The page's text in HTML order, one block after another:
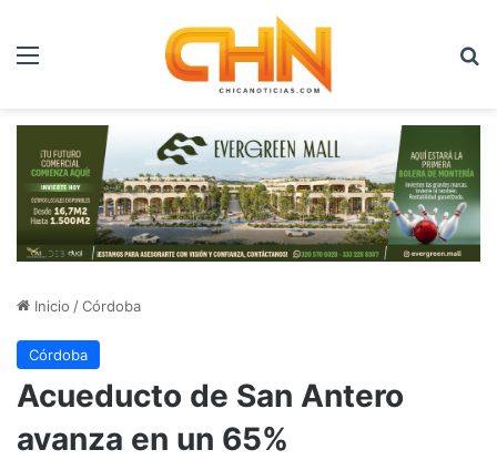
Menú
Inicio /Córdoba
Córdoba
Acueducto de San Antero
avanza en un 65%